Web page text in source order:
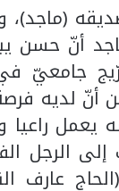
(ماجد)،
أنّ حسن
جامعيّ في
أنّ لديه
يعمل راعيا
إلى الرجل
عارف